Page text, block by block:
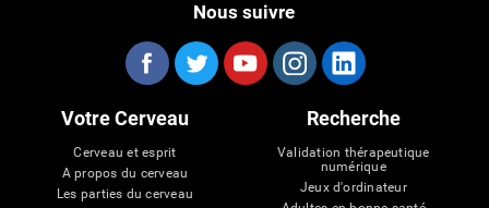
Nous suivre
Votre Cerveau
Cerveau et esprit
A propos du cerveau
Les parties du cerveau
Recherche
Validation thérapeutique
numérique
Jeux d'ordinateur